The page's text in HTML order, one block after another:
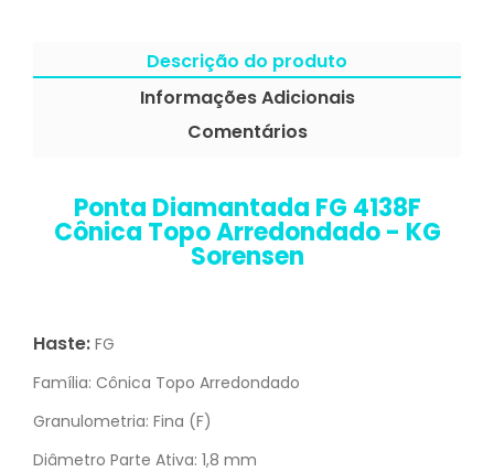
Descrição do produto
Informações Adicionais
Comentários
Ponta Diamantada FG 4138F
Cônica Topo Arredondado - KG
Sorensen
Haste: FG
Família: Cônica Topo Arredondado
Granulometria: Fina (F)
Diâmetro Parte Ativa: 1,8 mm